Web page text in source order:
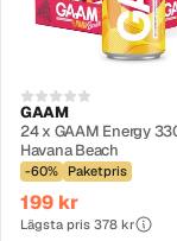
GAAM
24 x GAAM Energy
Havana Beach
-60% Paketpris
199 kr
Lägsta pris 378 kr